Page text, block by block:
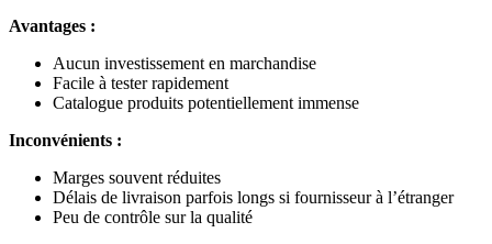
Avantages :
Aucun investissement en marchandise
Facile à tester rapidement
Catalogue produits potentiellement immense
Inconvénients :
Marges souvent réduites
Délais de livraison parfois longs si fournisseur à l’étranger
Peu de contrôle sur la qualité